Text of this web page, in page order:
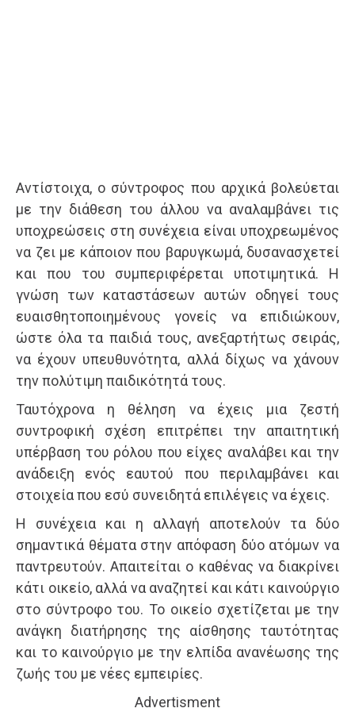
Αντί­στοιχα, ο σύντροφος που αρχικά βολεύεται
με την διάθεση του άλλου να αναλαμβάνει τις
υποχρεώ­σεις στη συνέχεια είναι υποχρεωμένος
να ζει με κά­ποιον που βαρυγκωμά, δυσανασχετεί
και που του συμπεριφέρεται υποτιμητικά. Η
γνώση των καταστάσεων αυτών οδηγεί τους
ευαισθητοποιημένους γονείς να επιδιώκουν,
ώστε όλα τα παιδιά τους, ανεξαρτήτως σειράς,
να έχουν υπευθυνότητα, αλλά δίχως να χάνουν
την πολύτι­μη παιδικότητά τους.
Ταυτόχρονα η θέληση να έχεις μια ζεστή
συντροφική σχέση επιτρέπει την απαιτητική
υπέρβαση του ρόλου που είχες αναλάβει και την
ανάδειξη ενός εαυτού που περιλαμβάνει και
στοιχεία που εσύ συνειδητά επιλέγεις να έχεις.
Η συνέχεια και η αλλαγή αποτελούν τα δύο
σημαντικά θέματα στην απόφαση δύο ατόμων να
πα­ντρευτούν. Απαιτείται ο καθένας να διακρίνει
κάτι οικείο, αλλά να αναζητεί και κάτι καινούργιο
στο σύντροφο του. Το οικείο σχετίζεται με την
ανάγκη διατήρησης της αίσθησης ταυτότητας
και το και­νούργιο με την ελπίδα ανανέωσης της
ζωής του με νέες εμπειρίες.
Advertisment